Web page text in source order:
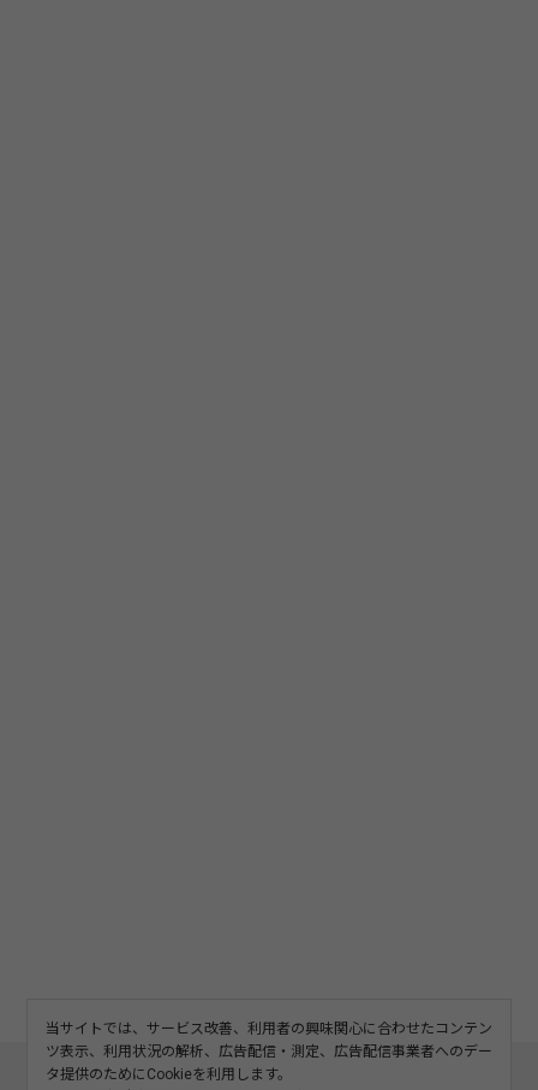
このサイトについて 利用規約
当サイトでは、サービス改善、利用者の興味関心に合わせたコンテン
ツ表示、利用状況の解析、広告配信・測定、広告配信事業者へのデー
タ提供のためにCookieを利用します。